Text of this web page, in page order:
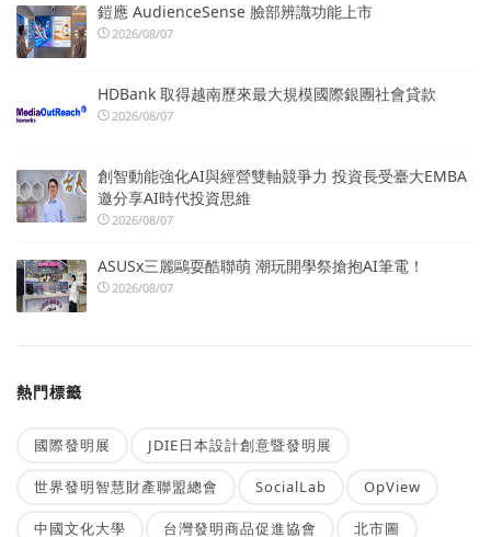
鎧應 AudienceSense 臉部辨識功能上市
2026/08/07
HDBank 取得越南歷來最大規模國際銀團社會貸款
2026/08/07
創智動能強化AI與經營雙軸競爭力 投資長受臺大EMBA
邀分享AI時代投資思維
2026/08/07
ASUSx三麗鷗耍酷聯萌 潮玩開學祭搶抱AI筆電！
2026/08/07
熱門標籤
國際發明展 JDIE日本設計創意暨發明展
世界發明智慧財產聯盟總會 SocialLab OpView
中國文化大學 台灣發明商品促進協會 北市圖